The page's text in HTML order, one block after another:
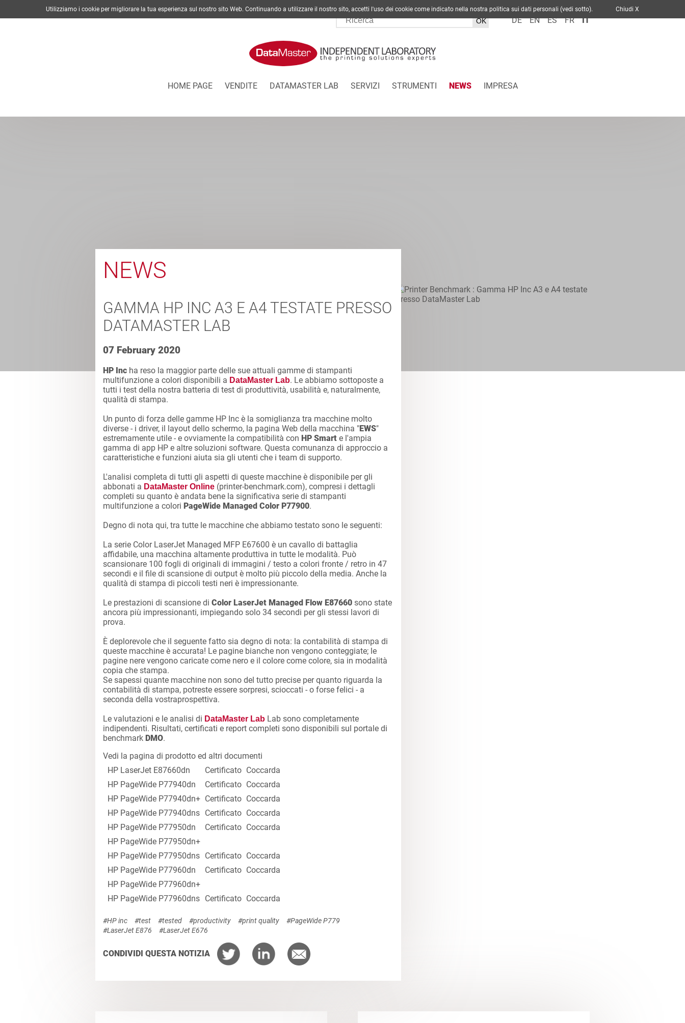
DE EN ES FR IT
HOME PAGE VENDITE DATAMASTER LAB SERVIZI STRUMENTI NEWS IMPRESA
NEWS
GAMMA HP INC A3 E A4 TESTATE PRESSO
DATAMASTER LAB
07 February 2020
HP Inc ha reso la maggior parte delle sue attuali gamme di stampanti
multifunzione a colori disponibili a DataMaster Lab. Le abbiamo sottoposte a
tutti i test della nostra batteria di test di produttività, usabilità e, naturalmente,
qualità di stampa.
Un punto di forza delle gamme HP Inc è la somiglianza tra macchine molto
diverse - i driver, il layout dello schermo, la pagina Web della macchina "EWS"
estremamente utile - e ovviamente la compatibilità con HP Smart e l'ampia
gamma di app HP e altre soluzioni software. Questa comunanza di approccio a
caratteristiche e funzioni aiuta sia gli utenti che i team di supporto.
L'analisi completa di tutti gli aspetti di queste macchine è disponibile per gli
abbonati a DataMaster Online (printer-benchmark.com), compresi i dettagli
completi su quanto è andata bene la significativa serie di stampanti
multifunzione a colori PageWide Managed Color P77900.
Degno di nota qui, tra tutte le macchine che abbiamo testato sono le seguenti:
La serie Color LaserJet Managed MFP E67600 è un cavallo di battaglia
affidabile, una macchina altamente produttiva in tutte le modalità. Può
scansionare 100 fogli di originali di immagini / testo a colori fronte / retro in 47
secondi e il file di scansione di output è molto più piccolo della media. Anche la
qualità di stampa di piccoli testi neri è impressionante.
Le prestazioni di scansione di Color LaserJet Managed Flow E87660 sono state
ancora più impressionanti, impiegando solo 34 secondi per gli stessi lavori di
prova.
È deplorevole che il seguente fatto sia degno di nota: la contabilità di stampa di
queste macchine è accurata! Le pagine bianche non vengono conteggiate; le
pagine nere vengono caricate come nero e il colore come colore, sia in modalità
copia che stampa.
Se sapessi quante macchine non sono del tutto precise per quanto riguarda la
contabilità di stampa, potreste essere sorpresi, scioccati - o forse felici - a
seconda della vostraprospettiva.
Le valutazioni e le analisi di DataMaster Lab Lab sono completamente
indipendenti. Risultati, certificati e report completi sono disponibili sul portale di
benchmark DMO.
Vedi la pagina di prodotto ed altri documenti
HP LaserJet E87660dn
Certificato Coccarda
HP PageWide P77940dn
Certificato Coccarda
HP PageWide P77940dn+ Certificato Coccarda
HP PageWide P77940dns Certificato Coccarda
HP PageWide P77950dn
Certificato Coccarda
HP PageWide P77950dn+
HP PageWide P77950dns Certificato Coccarda
HP PageWide P77960dn
Certificato Coccarda
HP PageWide P77960dn+
HP PageWide P77960dns Certificato Coccarda
#HP inc #test #tested #productivity #print quality
#PageWide P779
#LaserJet E876
#LaserJet E676
CONDIVIDI QUESTA NOTIZIA
Utilizziamo i cookie per migliorare la tua esperienza sul nostro sito Web. Continuando a utilizzare il nostro sito, accetti l'uso dei cookie come indicato nella nostra politica sui dati personali (vedi sotto). Chiudi X